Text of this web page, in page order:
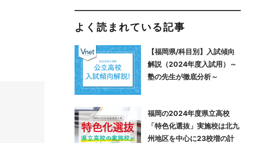
よく読まれている記事
【福岡県/科目別】入試傾向
解説（2024年度入試用）～
塾の先生が徹底分析～
福岡の2024年度県立高校
「特色化選抜」実施校は北九
州地区を中心に23校増の計